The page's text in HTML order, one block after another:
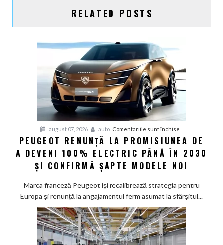
RELATED POSTS
august 07, 2026 auto Comentariile sunt închise
Peugeot
renunță
la
de
a
100%
electric
până
PEUGEOT RENUNȚĂ LA PROMISIUNEA DE
A DEVENI 100% ELECTRIC PÂNĂ ÎN 2030
ȘI CONFIRMĂ ȘAPTE MODELE NOI
Marca franceză Peugeot își recalibrează strategia pentru
Europa și renunță la angajamentul ferm asumat la sfârșitul...